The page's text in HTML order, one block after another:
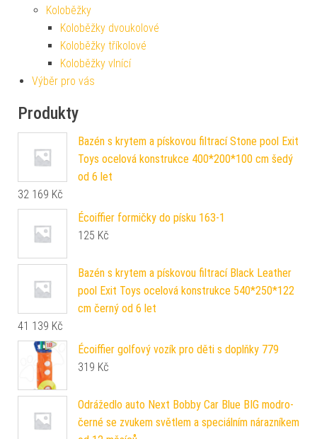
Koloběžky
Koloběžky dvoukolové
Koloběžky tříkolové
Koloběžky vlnící
Výběr pro vás
Produkty
Bazén s krytem a pískovou filtrací Stone pool Exit
Toys ocelová konstrukce 400*200*100 cm šedý
od 6 let
32 169 Kč
Écoiffier formičky do písku 163-1
125 Kč
Bazén s krytem a pískovou filtrací Black Leather
pool Exit Toys ocelová konstrukce 540*250*122
cm černý od 6 let
41 139 Kč
Écoiffier golfový vozík pro děti s doplňky 779
319 Kč
Odrážedlo auto Next Bobby Car Blue BIG modro-
černé se zvukem světlem a speciálním nárazníkem